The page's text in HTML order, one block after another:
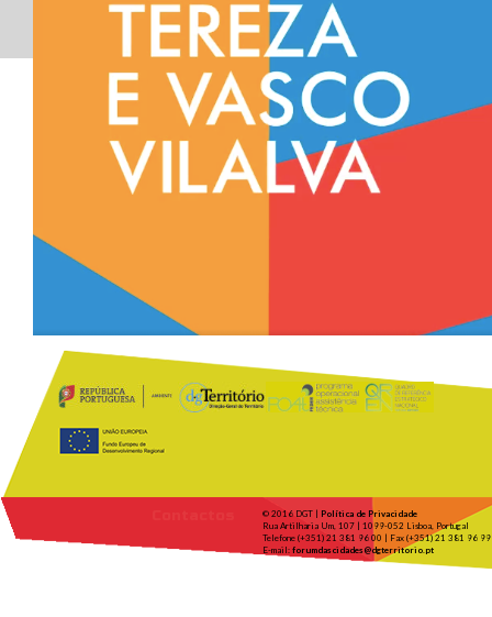
© 2016 DGT | Política de Privacidade
Rua Artilharia Um, 107 | 1099-052 Lisboa, Portugal
Telefone (+351) 21 381 96 00 | Fax (+351) 21 381 96 99
E-mail: forumdascidades@dgterritorio.pt